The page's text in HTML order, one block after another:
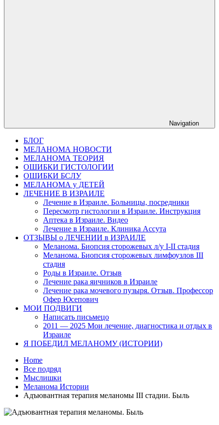
Navigation
БЛОГ
МЕЛАНОМА НОВОСТИ
МЕЛАНОМА ТЕОРИЯ
ОШИБКИ ГИСТОЛОГИИ
ОШИБКИ БСЛУ
МЕЛАНОМА у ДЕТЕЙ
ЛЕЧЕНИЕ В ИЗРАИЛЕ
Лечение в Израиле. Больницы, посредники
Пересмотр гистологии в Израиле. Инструкция
Аптека в Израиле. Видео
Лечение в Израиле. Клиника Ассута
ОТЗЫВЫ о ЛЕЧЕНИИ в ИЗРАИЛЕ
Меланома. Биопсия сторожевых л/у I-II стадия
Меланома. Биопсия сторожевых лимфоузлов III
стадия
Роды в Израиле. Отзыв
Лечение рака яичников в Израиле
Лечение рака мочевого пузыря. Отзыв. Профессор
Офер Юсепович
МОИ ПОДВИГИ
Написать письмецо
2011 — 2025 Мои лечение, диагностика и отдых в
Израиле
Я ПОБЕДИЛ МЕЛАНОМУ (ИСТОРИИ)
Home
Все подряд
Мыслишки
Меланома Истории
Адъювантная терапия меланомы III стадии. Быль